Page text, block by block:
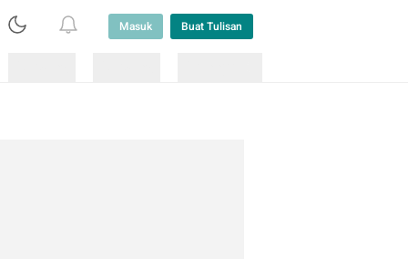
Masuk Buat Tulisan